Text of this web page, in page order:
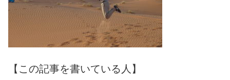
【この記事を書いている人】